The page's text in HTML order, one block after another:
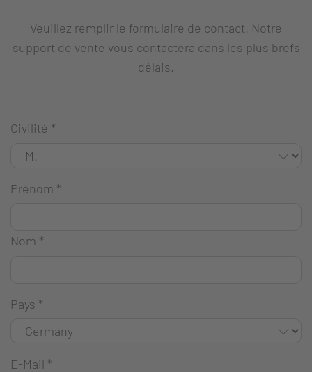
Veuillez remplir le formulaire de contact. Notre
support de vente vous contactera dans les plus brefs
délais.
Civilité *
Prénom *
Nom *
Pays *
E-Mail *